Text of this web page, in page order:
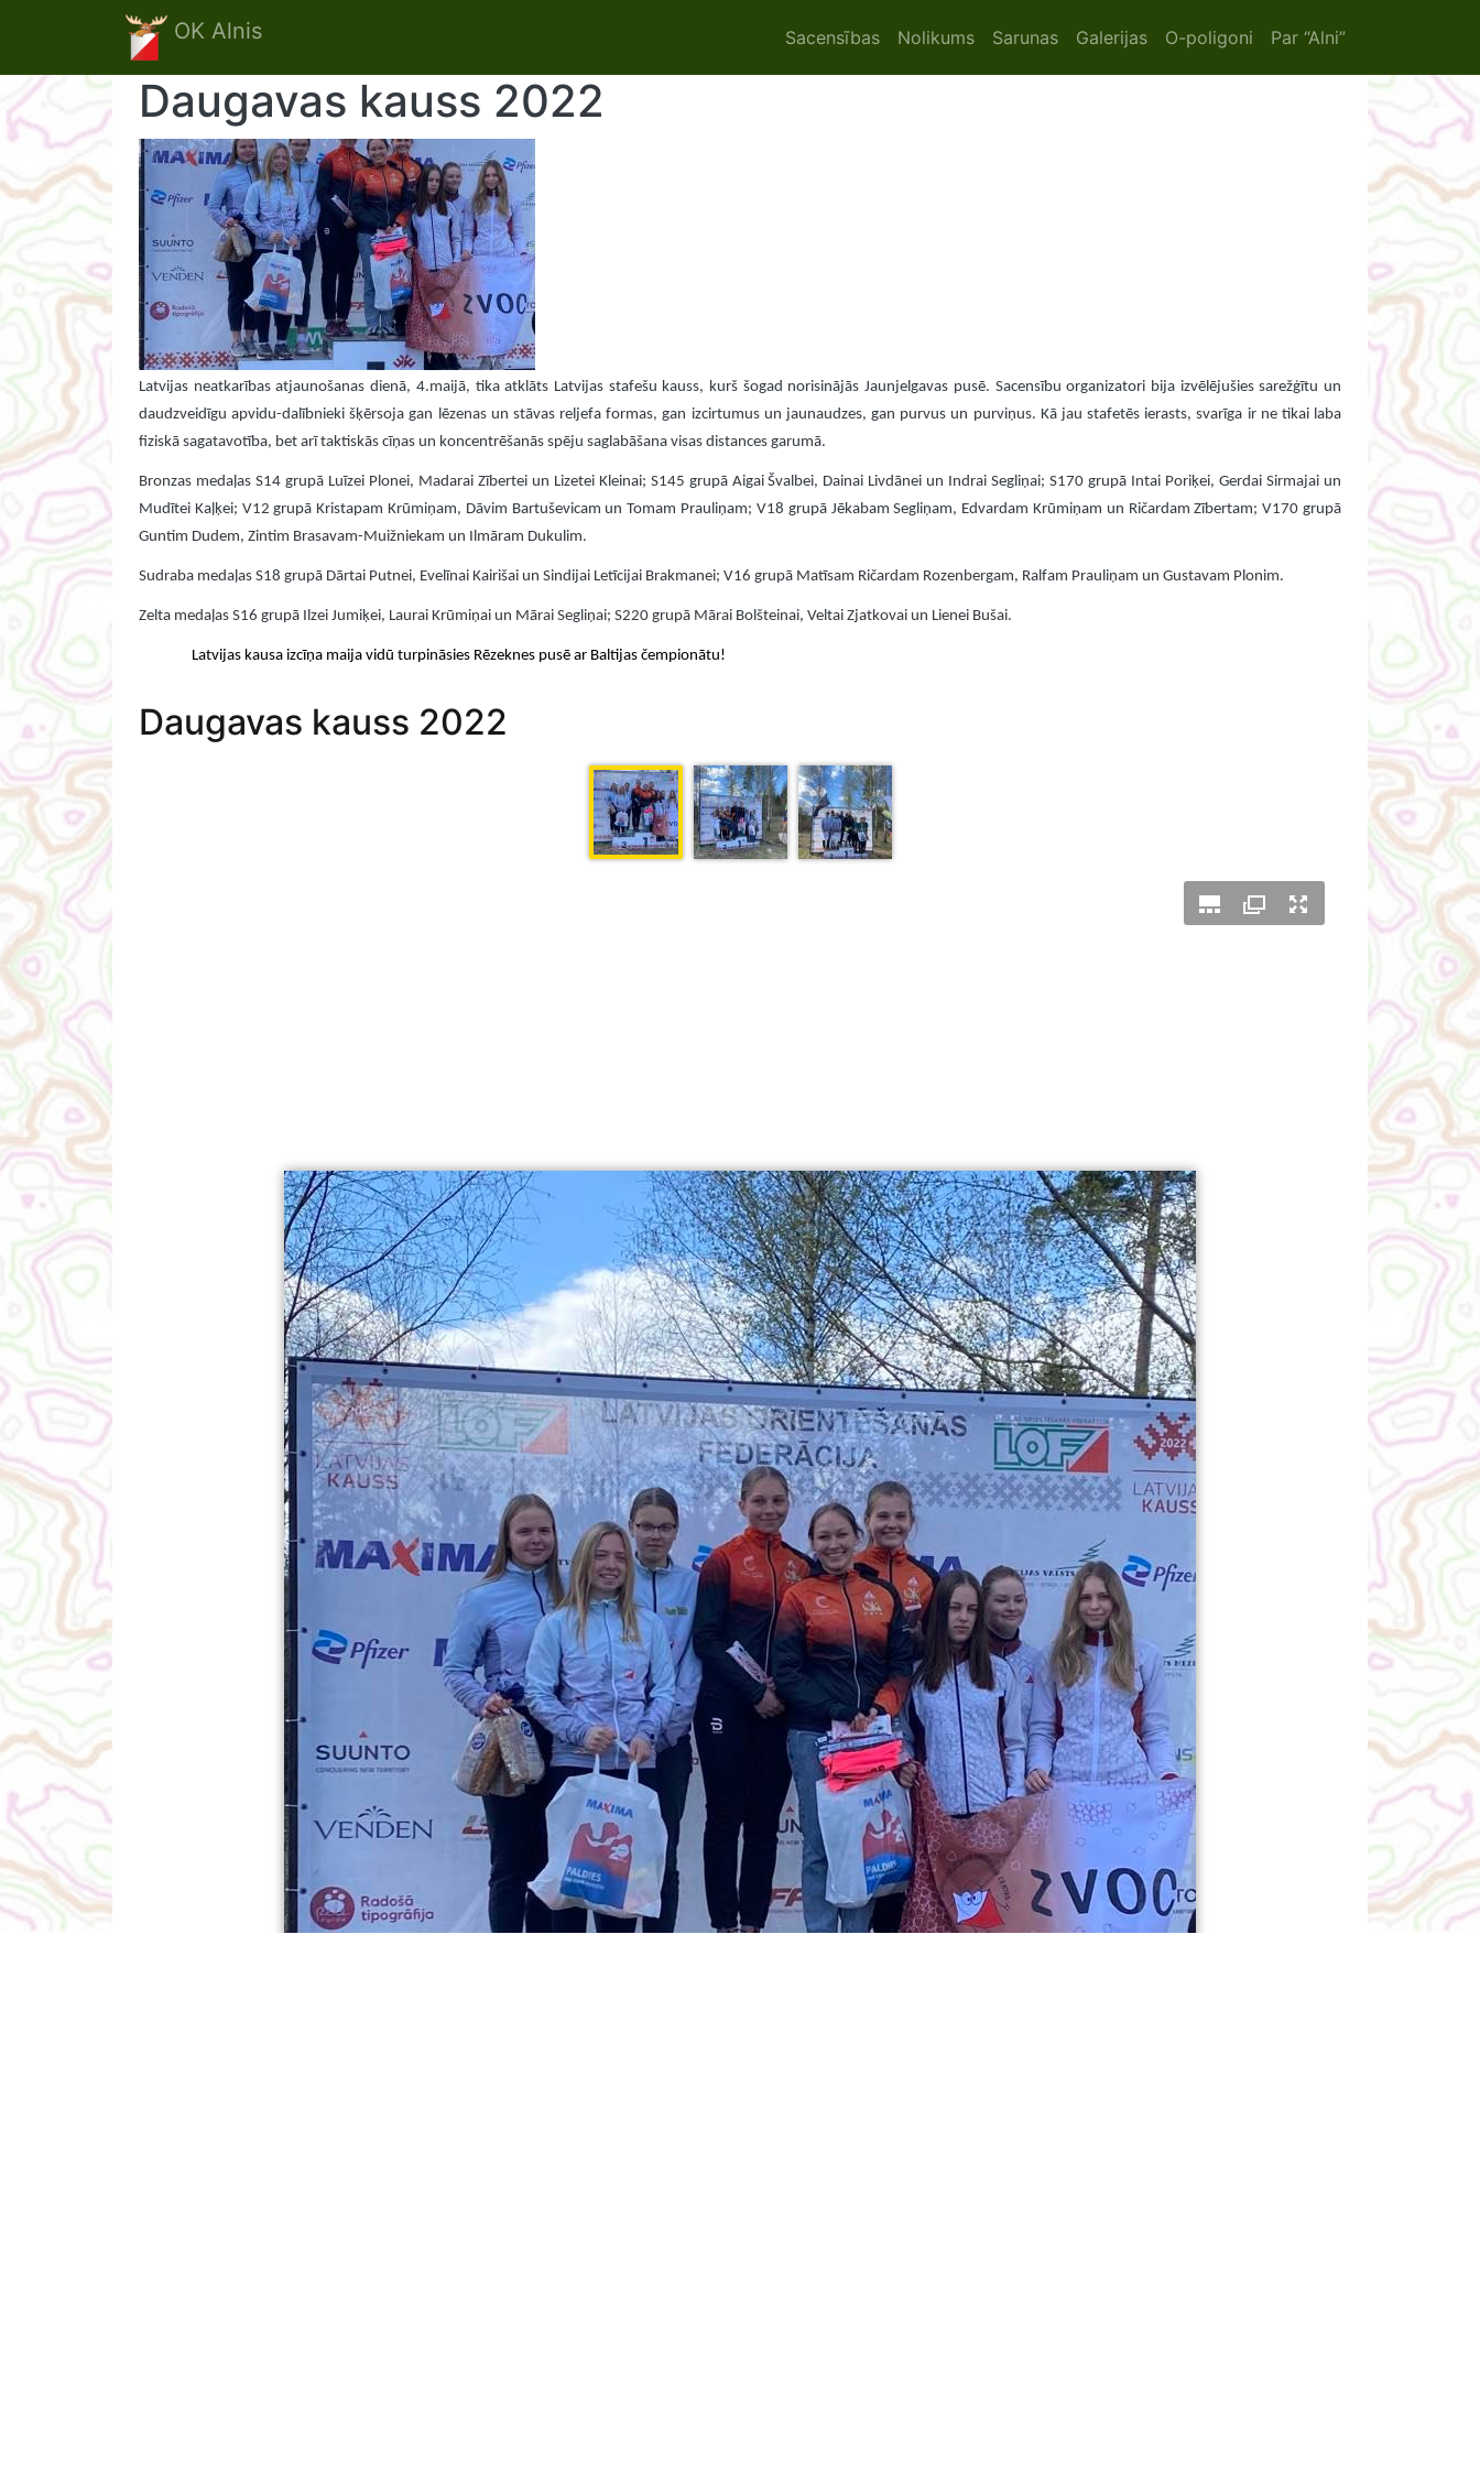
Skip to main content
OK Alnis Main navigation
Sacensības Nolikums Sarunas Galerijas O-poligoni Par “Alni”
Daugavas kauss 2022
Latvijas neatkarības atjaunošanas dienā, 4.maijā, tika atklāts Latvijas stafešu kauss, kurš šogad norisinājās Jaunjelgavas pusē. Sacensību organizatori bija izvēlējušies sarežģītu un
daudzveidīgu apvidu-dalībnieki šķērsoja gan lēzenas un stāvas reljefa formas, gan izcirtumus un jaunaudzes, gan purvus un purviņus. Kā jau stafetēs ierasts, svarīga ir ne tikai laba
fiziskā sagatavotība, bet arī taktiskās cīņas un koncentrēšanās spēju saglabāšana visas distances garumā.
Bronzas medaļas S14 grupā Luīzei Plonei, Madarai Zībertei un Lizetei Kleinai; S145 grupā Aigai Švalbei, Dainai Livdānei un Indrai Segliņai; S170 grupā Intai Poriķei, Gerdai Sirmajai un
Mudītei Kaļķei; V12 grupā Kristapam Krūmiņam, Dāvim Bartuševicam un Tomam Prauliņam; V18 grupā Jēkabam Segliņam, Edvardam Krūmiņam un Ričardam Zībertam; V170 grupā
Guntim Dudem, Zintim Brasavam-Muižniekam un Ilmāram Dukulim.
Sudraba medaļas S18 grupā Dārtai Putnei, Evelīnai Kairišai un Sindijai Letīcijai Brakmanei; V16 grupā Matīsam Ričardam Rozenbergam, Ralfam Prauliņam un Gustavam Plonim.
Zelta medaļas S16 grupā Ilzei Jumiķei, Laurai Krūmiņai un Mārai Segliņai; S220 grupā Mārai Bolšteinai, Veltai Zjatkovai un Lienei Bušai.
Latvijas kausa izcīņa maija vidū turpināsies Rēzeknes pusē ar Baltijas čempionātu!
Daugavas kauss 2022